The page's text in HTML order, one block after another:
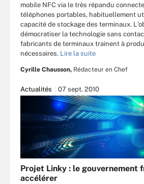
mobile NFC via le très répandu
téléphones portables, habituellement
capacité de stockage des terminaux.
démocratiser la technologie sans
fabricants de terminaux trainent à
nécessaires. Lire la suite
Cyrille Chausson, Rédacteur en Chef
Actualités 07 sept. 2010
Projet Linky : le gouvernement
accélérer